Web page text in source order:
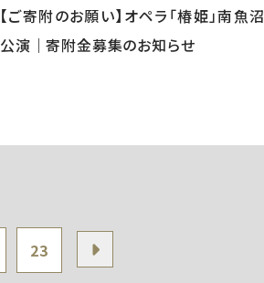
【ご寄附のお願い】オペラ「椿姫」南魚沼
公演｜寄附金募集のお知らせ
23